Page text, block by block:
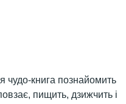
чудо-книга познайомить
пищить, дзижчить і